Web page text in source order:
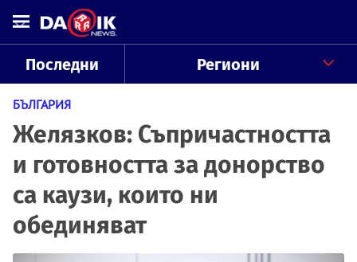
Последни Региони
БЪЛГАРИЯ
Желязков: Съпричастността
и готовността за донорство
са каузи, които ни
обединяват